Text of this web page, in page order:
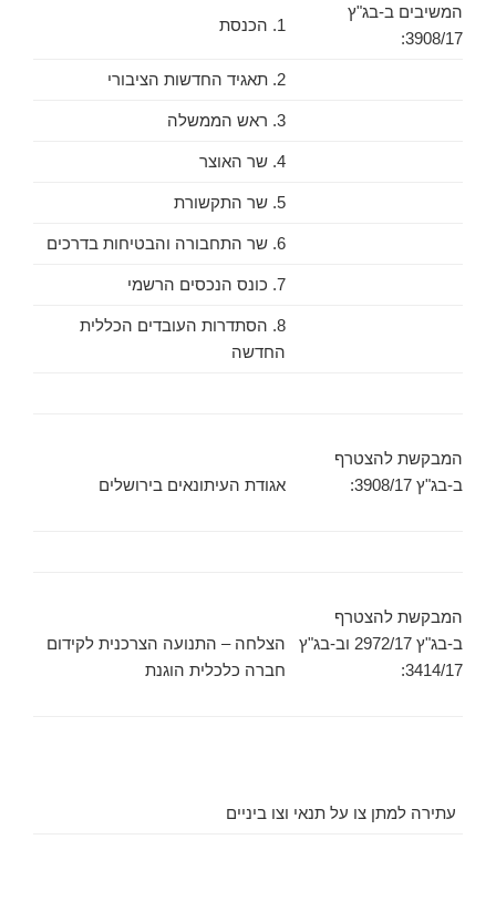
המשיבים ב-בג"ץ
3908/17:
1. הכנסת
2. תאגיד החדשות הציבורי
3. ראש הממשלה
4. שר האוצר
5. שר התקשורת
6. שר התחבורה והבטיחות בדרכים
7. כונס הנכסים הרשמי
8. הסתדרות העובדים הכללית
החדשה
המבקשת להצטרף
ב-בג"ץ 3908/17:
אגודת העיתונאים בירושלים
המבקשת להצטרף
ב-בג"ץ 2972/17 וב-בג"ץ
3414/17:
הצלחה – התנועה הצרכנית לקידום
חברה כלכלית הוגנת
עתירה למתן צו על תנאי וצו ביניים